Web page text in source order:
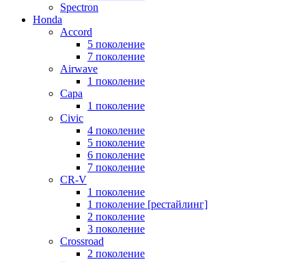
Spectron
Honda
Accord
5 поколение
7 поколение
Airwave
1 поколение
Capa
1 поколение
Civic
4 поколение
5 поколение
6 поколение
7 поколение
CR-V
1 поколение
1 поколение [рестайлинг]
2 поколение
3 поколение
Crossroad
2 поколение